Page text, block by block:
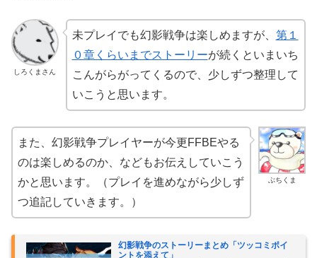
しろくまさん
未プレイでも幻影戦争は楽しめますが、 第１
０章くらいまでストーリーが続くといまいち
こんがらがってくるので、少しずつ整理して
いこうと思います。
ぶちくま
また、幻影戦争プレイヤーが今更FFBEやる
のは楽しめるのか、などもお伝えしていこう
かと思います。（プレイを進めながら少しず
つ追記していきます。）
幻影戦争のストーリーまとめ「ツッコミポイ
ントを添えて」